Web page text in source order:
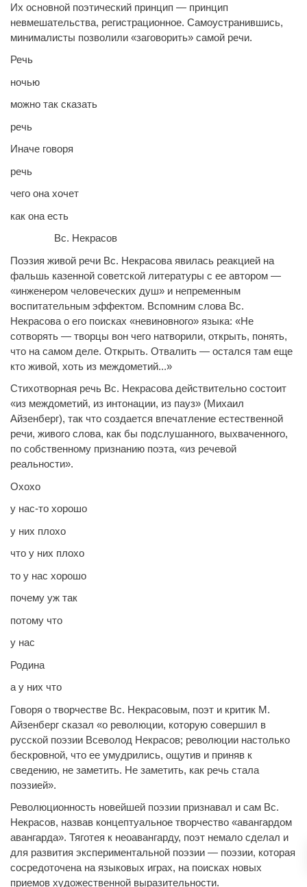
Их основной поэтический принцип — принцип
невмешательства, регистрационное. Самоустранившись,
минималисты позволили «заговорить» самой речи.
Речь
ночью
можно так сказать
речь
Иначе говоря
речь
чего она хочет
как она есть
Вс. Некрасов
Поэзия живой речи Вс. Некрасова явилась реакцией на
фальшь казенной советской литературы с ее автором —
«инженером человеческих душ» и непременным
воспитательным эффектом. Вспомним слова Вс.
Некрасова о его поисках «невиновного» языка: «Не
сотворять — творцы вон чего натворили, открыть, понять,
что на самом деле. Открыть. Отвалить — остался там еще
кто живой, хоть из междометий...»
Стихотворная речь Вс. Некрасова действительно состоит
«из междометий, из интонации, из пауз» (Михаил
Айзенберг), так что создается впечатление естественной
речи, живого слова, как бы подслушанного, выхваченного,
по собственному признанию поэта, «из речевой
реальности».
Охохо
у нас-то хорошо
у них плохо
что у них плохо
то у нас хорошо
почему уж так
потому что
у нас
Родина
а у них что
Говоря о творчестве Вс. Некрасовым, поэт и критик М.
Айзенберг сказал «о революции, которую совершил в
русской поэзии Всеволод Некрасов; революции настолько
бескровной, что ее умудрились, ощутив и приняв к
сведению, не заметить. Не заметить, как речь стала
поэзией».
Революционность новейшей поэзии признавал и сам Вс.
Некрасов, назвав концептуальное творчество «авангардом
авангарда». Тяготея к неоавангарду, поэт немало сделал и
для развития экспериментальной поэзии — поэзии, которая
сосредоточена на языковых играх, на поисках новых
приемов художественной выразительности.